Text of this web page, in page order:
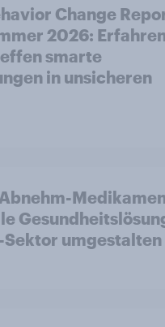
Change
2026:
smarte
in unsicheren
Abnehm-
Sektor umgestalten